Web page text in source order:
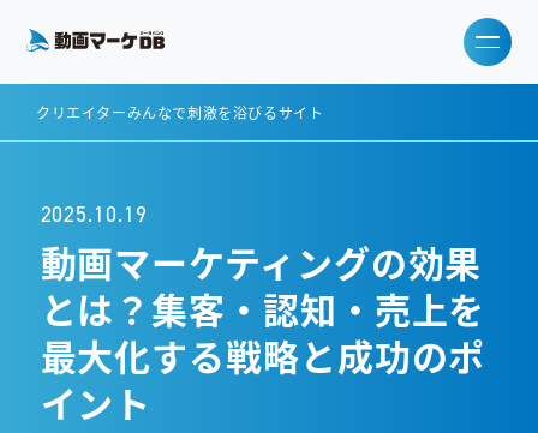
クリエイターみんなで刺激を浴びるサイト
2025.10.19
動画マーケティングの効果
とは？集客・認知・売上を
最大化する戦略と成功のポ
イント